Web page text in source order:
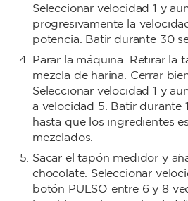
Seleccionar velocidad 1 y
progresivamente la
potencia. Batir durante 30
Parar la máquina. Retirar la
mezcla de harina. Cerrar
Seleccionar velocidad 1 y
a velocidad 5. Batir durante
hasta que los ingredientes
mezclados.
Sacar el tapón medidor y
chocolate. Seleccionar
botón PULSO entre 6 y 8